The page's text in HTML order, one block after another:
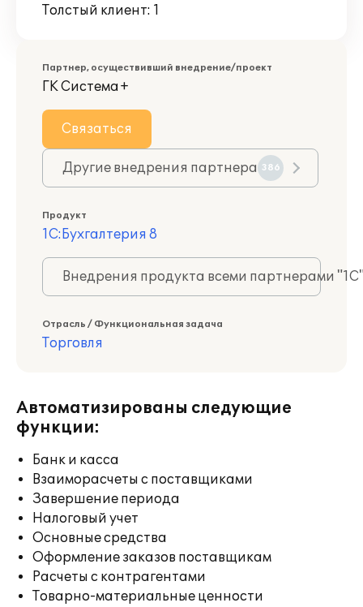
Толстый клиент: 1
Партнер, осуществивший внедрение/проект
ГК Система+
Связаться
Другие внедрения партнера 386
Продукт
1С:Бухгалтерия 8
Внедрения продукта всеми партнерами
Отрасль / Функциональная задача
Торговля
Автоматизированы следующие
функции:
Банк и касса
Взаиморасчеты с поставщиками
Завершение периода
Налоговый учет
Основные средства
Оформление заказов поставщикам
Расчеты с контрагентами
Товарно-материальные ценности